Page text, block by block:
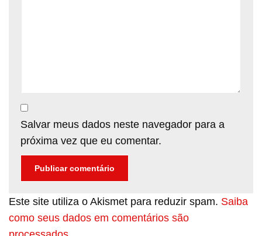
Salvar meus dados neste navegador para a
próxima vez que eu comentar.
Este site utiliza o Akismet para reduzir spam. Saiba
como seus dados em comentários são